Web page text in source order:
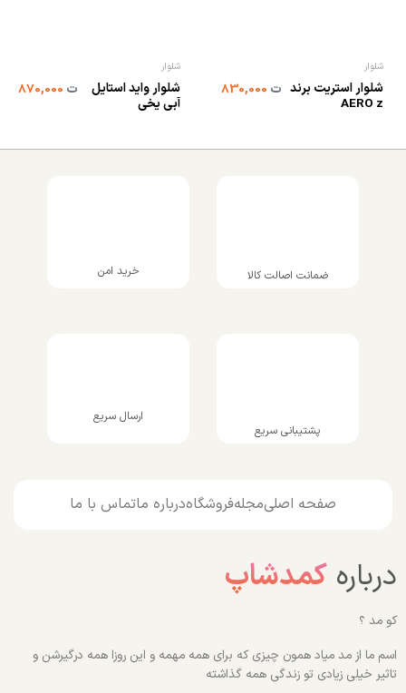
شلوار
شلوار استریت برند
AERO z
ت830,000
شلوار
شلوار واید استایل
آبی یخی
ت870,000
ضمانت اصالت کالا خرید امن
پشتیبانی سریع
ارسال سریع
صفحه اصلیمجلهفروشگاهدرباره ماتماس با ما
درباره کمدشاپ
کو مد ؟
اسم ما از مد میاد همون چیزی که برای همه مهمه و این روزا همه درگیرشن و
تاثیر خیلی زیادی تو زندگی همه گذاشته